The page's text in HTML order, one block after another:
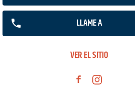
LLAME A
VER EL SITIO